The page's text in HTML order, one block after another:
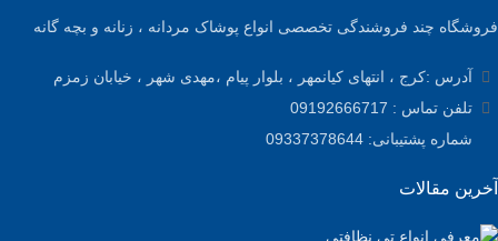
فروشگاه چند فروشندگی تخصصی انواع پوشاک مردانه ، زنانه و بچه گانه
آدرس :کرج ، انتهای کیانمهر ، بلوار پیام ،مهدی شهر ، خیابان زمزم
تلفن تماس : 09192666717
شماره پشتیبانی: 09337378644
آخرین مقالات